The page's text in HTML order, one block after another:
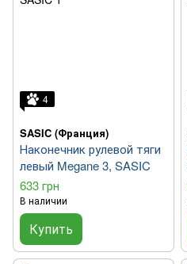
4
SASIC (Франция)
Наконечник рулевой тяги
левый Megane 3, SASIC
633 грн
В наличии
Купить